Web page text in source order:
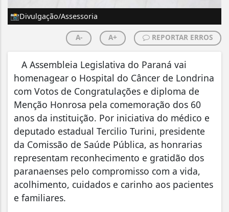
📸Divulgação/Assessoria
A- A+ REPORTAR ERROS
A Assembleia Legislativa do Paraná vai
homenagear o Hospital do Câncer de Londrina
com Votos de Congratulações e diploma de
Menção Honrosa pela comemoração dos 60
anos da instituição. Por iniciativa do médico e
deputado estadual Tercilio Turini, presidente
da Comissão de Saúde Pública, as honrarias
representam reconhecimento e gratidão dos
paranaenses pelo compromisso com a vida,
acolhimento, cuidados e carinho aos pacientes
e familiares.